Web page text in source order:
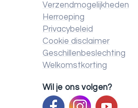
Verzendmogelijkheden
Herroeping
Privacybeleid
Cookie disclaimer
Geschillenbeslechting
Welkomstkorting
Wil je ons volgen?